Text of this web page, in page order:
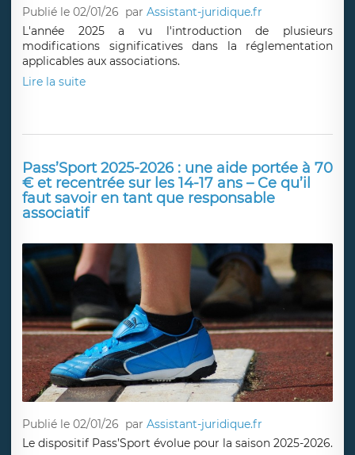
Publié le 02/01/26 parAssistant-juridique.fr
L'année 2025 a vu l'introduction de plusieurs
modifications significatives dans la réglementation
applicables aux associations.
Lire la suite
Pass’Sport 2025-2026 : une aide portée à 70
€ et recentrée sur les 14-17 ans – Ce qu’il
faut savoir en tant que responsable
associatif
Publié le 02/01/26 parAssistant-juridique.fr
Le dispositif Pass’Sport évolue pour la saison 2025-2026.